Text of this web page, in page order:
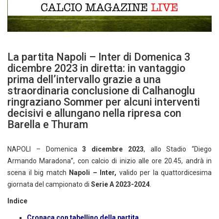
La partita Napoli – Inter di Domenica 3
dicembre 2023 in diretta: in vantaggio
prima dell’intervallo grazie a una
straordinaria conclusione di Calhanoglu
ringraziano Sommer per alcuni interventi
decisivi e allungano nella ripresa con
Barella e Thuram
NAPOLI – Domenica3 dicembre 2023, allo Stadio “Diego
Armando Maradona”, con calcio di inizio alle ore 20.45, andrà in
scena il big match Napoli – Inter, valido per la quattordicesima
giornata del campionato di Serie A 2023-2024.
Indice